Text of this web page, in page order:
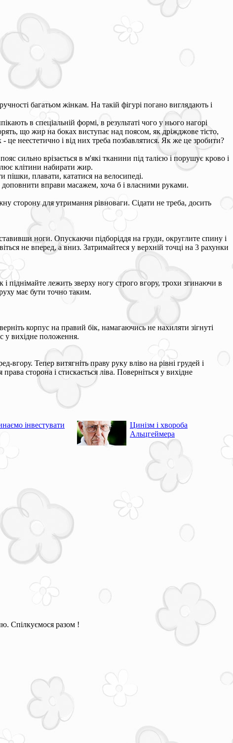
багатьом жінкам. На такій фігурі погано виглядають і
в спеціальній формі, в результаті чого у нього нагорі
що жир на боках виступає над поясом, як дріжджове тісто,
це неестетично і від них треба позбавлятися. Як же це зробити?
сильно врізається в м'які тканини під талією і порушує крово і
клітини набирати жир.
пішки, плавати, кататися на велосипеді.
вправи масажем, хоча б і власними руками.
сторону для утримання рівноваги. Сідати не треба, досить
ноги. Опускаючи підборіддя на груди, округлите спину і
не вперед, а вниз. Затримайтеся у верхній точці на 3 рахунки
піднімайте лежить зверху ногу строго вгору, трохи згинаючи в
має бути точно таким.
корпус на правий бік, намагаючись не нахиляти зігнуті
у вихідне положення.
вгору. Тепер витягніть праву руку вліво на рівні грудей і
сторона і стискається ліва. Поверніться у вихідне
інвестувати
Цинізм і хвороба
Альцгеймера
Спілкуємося разом !